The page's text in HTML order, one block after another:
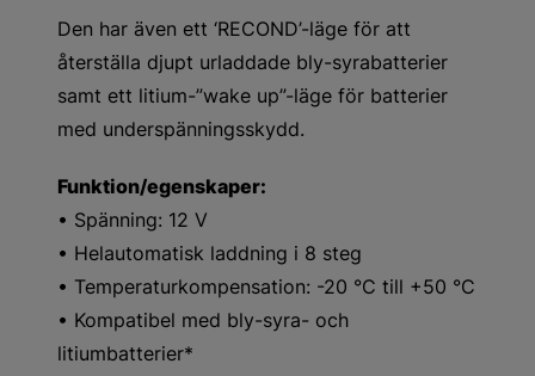
Den har även ett ‘RECOND’-läge för att
återställa djupt urladdade bly-syrabatterier
samt ett litium-”wake up”-läge för batterier
med underspänningsskydd.
Funktion/egenskaper:
• Spänning: 12 V
• Helautomatisk laddning i 8 steg
• Temperaturkompensation: -20 °C till +50 °C
• Kompatibel med bly-syra- och
litiumbatterier*